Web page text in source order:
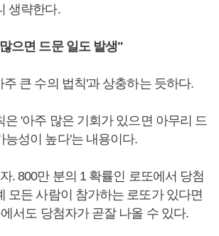
생략한다.
으면 드문 일도 발생"
주 큰 수의 법칙'과 상충하는 듯하다.
은 '아주 많은 기회가 있으면 아무리 드
능성이 높다'는 내용이다.
. 800만 분의 1 확률인 로또에서 당첨
모든 사람이 참가하는 로또가 있다면
서도 당첨자가 곧잘 나올 수 있다.